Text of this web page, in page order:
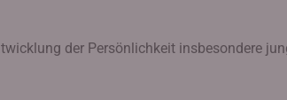
der Persönlichkeit insbesondere